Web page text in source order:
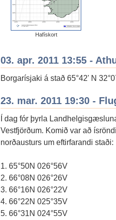
Hafískort
03. apr. 2011 13:55 -
Borgarísjaki á stað 65°42' N
23. mar. 2011 19:30 -
Í dag fór þyrla
Vestfjörðum. Komið var að
norðausturs um eftirfarandi staði:
1. 65°50N 026°56V
2. 66°08N 026°26V
3. 66°16N 026°22V
4. 66°22N 025°35V
5. 66°31N 024°55V